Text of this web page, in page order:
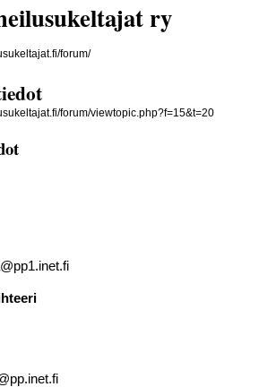
ry
forum/
forum/viewtopic.php?f=15&t=20